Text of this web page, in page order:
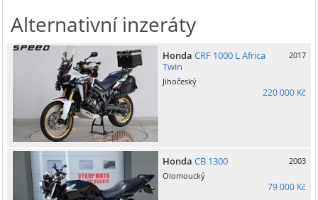
Alternativní inzeráty
Honda CRF 1000 L Africa
Twin
2017
Jihočeský
220 000 Kč
Honda CB 1300
2003
Olomoucký
79 000 Kč